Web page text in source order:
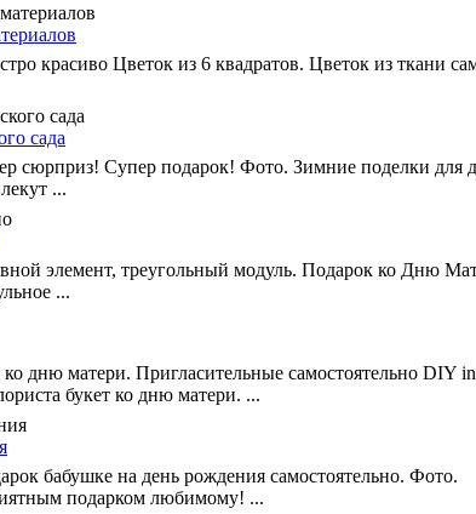
красиво Цветок из 6 квадратов. Цветок из ткани
сада
сюрприз! Супер подарок! Фото. Зимние поделки для
...
элемент, треугольный модуль. Подарок ко Дню
...
дню матери. Пригласительные самостоятельно DIY
букет ко дню матери. ...
бабушке на день рождения самостоятельно. Фото.
подарком любимому! ...